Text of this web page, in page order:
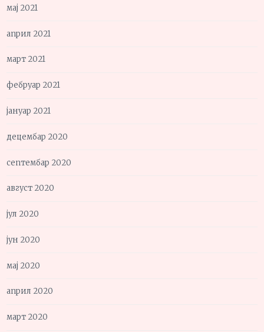
мај 2021
април 2021
март 2021
фебруар 2021
јануар 2021
децембар 2020
септембар 2020
август 2020
јул 2020
јун 2020
мај 2020
април 2020
март 2020